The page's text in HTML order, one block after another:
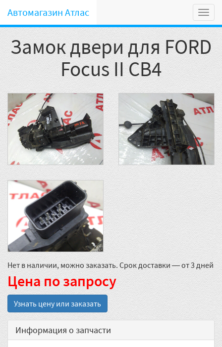
Автомагазин Атлас
Замок двери для FORD
Focus II CB4
Нет в наличии, можно заказать. Срок доставки — от 3 дней
Цена по запросу
Узнать цену или заказать
Информация о запчасти